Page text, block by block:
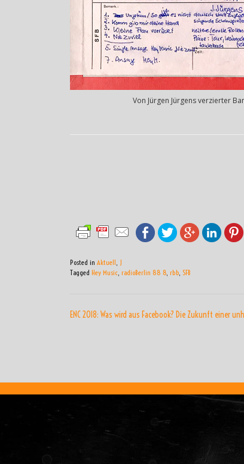
Von Jürgen Jürgens verzierter
Posted in Aktuell, J
Tagged Hey Music, radioBerlin 88 8, rbb, SFB
ENC 2018: Was wird aus Facebook? Die Zukunft einer